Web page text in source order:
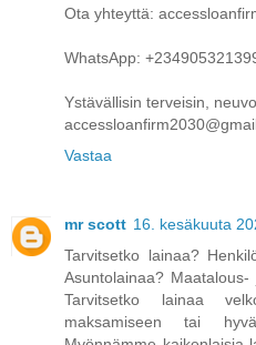
Ota yhteyttä:
WhatsApp:
Ystävällisin terveisin,
Vastaa
mr scott 16. kesäkuuta
Tarvitsetko lainaa?
Asuntolainaa?
Tarvitsetko lainaa
maksamiseen tai